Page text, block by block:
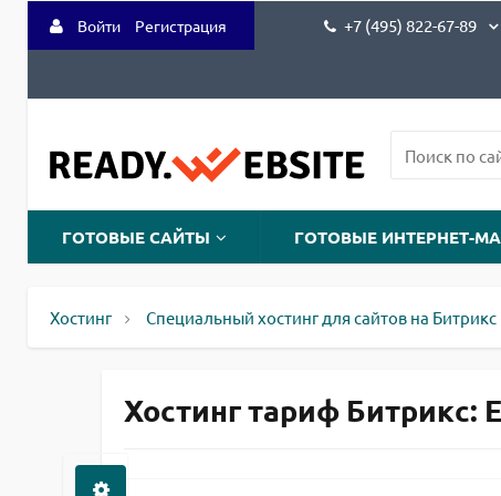
Войти Регистрация +7 (495) 822-67-89
ГОТОВЫЕ САЙТЫ ГОТОВЫЕ ИНТЕРНЕТ-
Хостинг Специальный хостинг для сайтов на Битрикс
Хостинг тариф Битрикс: